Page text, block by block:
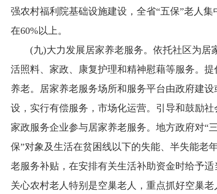
强农村福利院基础设施建设，全省“五保”老人集
在60%以上。
(九)大力发展居家养老服务。 依托社区为居
活照料、家政、康复护理和精神慰藉等服务。
养老。居家养老服务场所和服务平台由政府建
设，实行有偿服务，市场化运营。引导和鼓励
家政服务企业参与居家养老服务。地方政府对“
保”对象及生活在贫困线以下的失能、半失能老
老服务补贴，在安排有关生活补助资金时给予
关心农村老人特别是空巢老人，重点抓好空巢